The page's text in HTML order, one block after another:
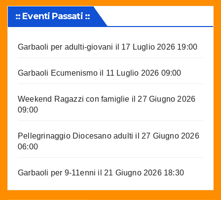
:: Eventi Passati ::
Garbaoli per adulti-giovani il 17 Luglio 2026 19:00
Garbaoli Ecumenismoil 11 Luglio 2026 09:00
Weekend Ragazzi con famiglie il 27 Giugno 2026
09:00
Pellegrinaggio Diocesano adulti il 27 Giugno 2026
06:00
Garbaoli per 9-11enni il 21 Giugno 2026 18:30